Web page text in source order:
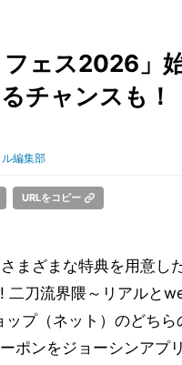
フェス2026
チャンスも！
編集部
URLをコピー
まざまな特典を用意
二刀流界隈～リアルと
プ（ネット）のどち
ポンをジョーシンアプ